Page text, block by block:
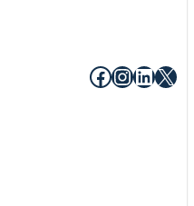
Facebook
X